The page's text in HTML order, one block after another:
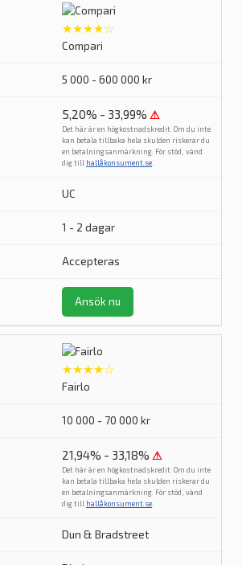
★★★★☆
Compari
5 000 - 600 000 kr
5,20% - 33,99% ⚠
Det här är en högkostnadskredit. Om du inte
kan betala tillbaka hela skulden riskerar du
en betalningsanmärkning. För stöd, vänd
dig till hallåkonsument.se
UC
1 - 2 dagar
Accepteras
Ansök nu
★★★★☆
Fairlo
10 000 - 70 000 kr
21,94% - 33,18% ⚠
Det här är en högkostnadskredit. Om du inte
kan betala tillbaka hela skulden riskerar du
en betalningsanmärkning. För stöd, vänd
dig till hallåkonsument.se
Dun & Bradstreet